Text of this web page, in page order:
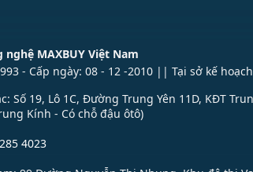
MAXBUY Việt Nam
- Cấp ngày: 08 - 12 -2010 || Tại sở kế
Số 19, Lô 1C, Đường Trung Yên 11D, KĐT
Kính - Có chỗ đậu ôtô)
4023